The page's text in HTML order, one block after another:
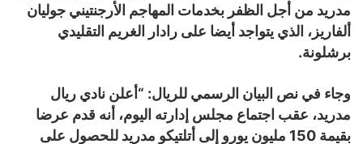
مدريد من أجل الظفر بخدمات المهاجم الأرجنتيني جوليان
ألفاريز، الذي يتواجد أيضا على رادار الغريم التقليدي
برشلونة.
وجاء في نص البيان الرسمي للريال: “أعلن نادي ريال
مدريد، عقب اجتماع مجلس إدارته اليوم، أنه قدم عرضا
بقيمة 150 مليون يورو إلى أتلتيكو مدريد للحصول على